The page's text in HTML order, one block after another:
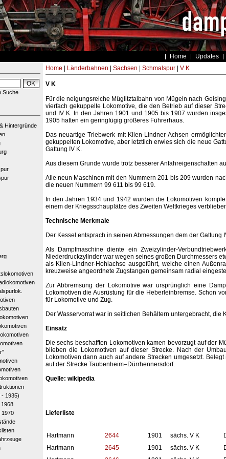
Home Updates
Suche
Hintergründe
- 1935)
1970
Home Länderbahnen Sachsen Schmalspur| V K
V K
Für die neigungsreiche Müglitztalbahn von Mügeln nach
vierfach gekuppelte Lokomotive, die den Betrieb auf dieser
und IV K. In den Jahren 1901 und 1905 bis 1907 wurden
1905 hatten ein geringfügig größeres Führerhaus.
Das neuartige Triebwerk mit Klien-Lindner-Achsen
gekuppelten Lokomotive, aber letztlich erwies sich die neue
Gattung IV K.
Aus diesem Grunde wurde trotz besserer Anfahreigenschaften
Alle neun Maschinen mit den Nummern 201 bis 209 wurden
die neuen Nummern 99 611 bis 99 619.
In den Jahren 1934 und 1942 wurden die Lokomotiven
einem der Kriegsschauplätze des Zweiten Weltkrieges
Technische Merkmale
Der Kessel entsprach in seinen Abmessungen dem der
Als Dampfmaschine diente ein Zweizylinder-
Niederdruckzylinder war wegen seines großen Durchmessers
als Klien-Lindner-Hohlachse ausgeführt, welche einen
kreuzweise angeordnete Zugstangen gemeinsam radial
Zur Abbremsung der Lokomotive war ursprünglich eine
Lokomotiven die Ausrüstung für die Heberleinbremse. Schon
für Lokomotive und Zug.
Der Wasservorrat war in seitlichen Behältern untergebracht,
Einsatz
Die sechs beschafften Lokomotiven kamen bevorzugt auf der
blieben die Lokomotiven auf dieser Strecke. Nach der
Lokomotiven dann auch auf andere Strecken umgesetzt.
auf der Strecke Taubenheim–Dürrhennersdorf.
Quelle: wikipedia
Lieferliste
Hartmann 2644 1901 sächs. V K
Hartmann
2645 1901 sächs. V K